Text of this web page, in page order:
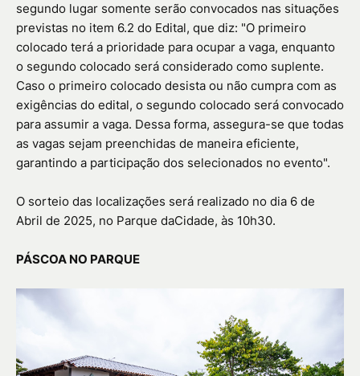
segundo lugar somente serão convocados nas situações
previstas no item 6.2 do Edital, que diz: "O primeiro
colocado terá a prioridade para ocupar a vaga, enquanto
o segundo colocado será considerado como suplente.
Caso o primeiro colocado desista ou não cumpra com as
exigências do edital, o segundo colocado será convocado
para assumir a vaga. Dessa forma, assegura-se que todas
as vagas sejam preenchidas de maneira eficiente,
garantindo a participação dos selecionados no evento".
O sorteio das localizações será realizado no dia 6 de
Abril de 2025, no Parque daCidade, às 10h30.
PÁSCOA NO PARQUE